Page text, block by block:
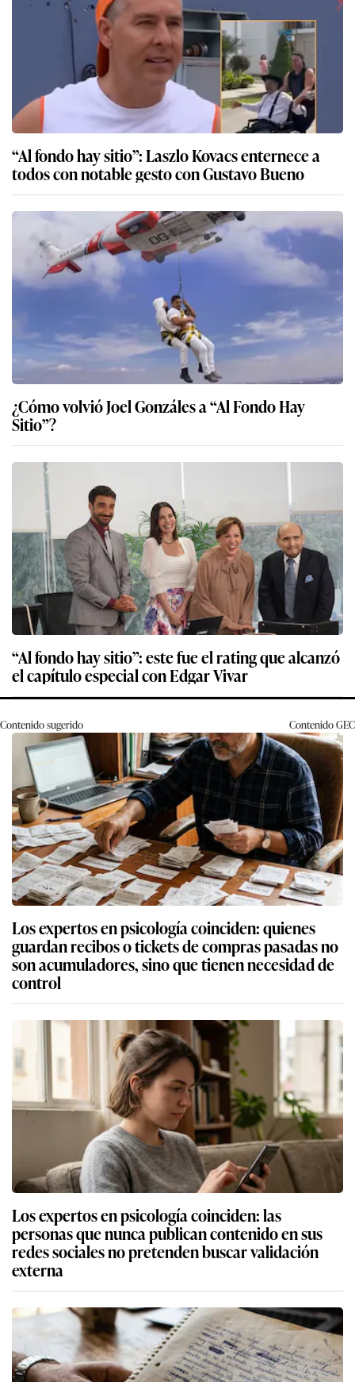
“Al fondo hay sitio”: Laszlo Kovacs enternece a
todos con notable gesto con Gustavo Bueno
¿Cómo volvió Joel Gonzáles a “Al Fondo Hay
Sitio”?
“Al fondo hay sitio”: este fue el rating que alcanzó
el capítulo especial con Edgar Vivar
Contenido sugerido ContenidoGEC
Los expertos en psicología coinciden: quienes
guardan recibos o tickets de compras pasadas no
son acumuladores, sino que tienen necesidad de
control
Los expertos en psicología coinciden: las
personas que nunca publican contenido en sus
redes sociales no pretenden buscar validación
externa